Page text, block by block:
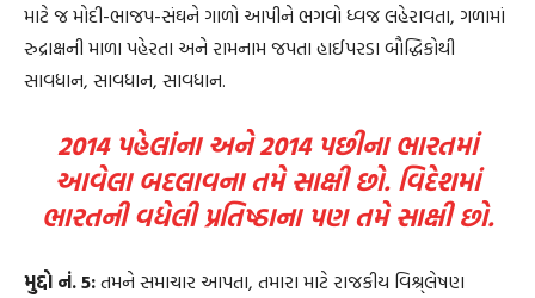
માટે જ મોદી-ભાજપ-સંઘને ગાળો આપીને ભગવો ધ્વજ લહેરાવતા, ગળામાં
રુદ્રાક્ષની માળા પહેરતા અને રામનામ જપતા હાઈપરડા બૌદ્ધિકોથી
સાવધાન, સાવધાન, સાવધાન.
2014 પહેલાંના અને 2014 પછીના ભારતમાં
આવેલા બદલાવના તમે સાક્ષી છો. વિદેશમાં
ભારતની વધેલી પ્રતિષ્ઠાના પણ તમે સાક્ષી છો.
મુદ્દો નં. 5:તમને સમાચાર આપતા, તમારા માટે રાજકીય વિશ્ર્લેષણ